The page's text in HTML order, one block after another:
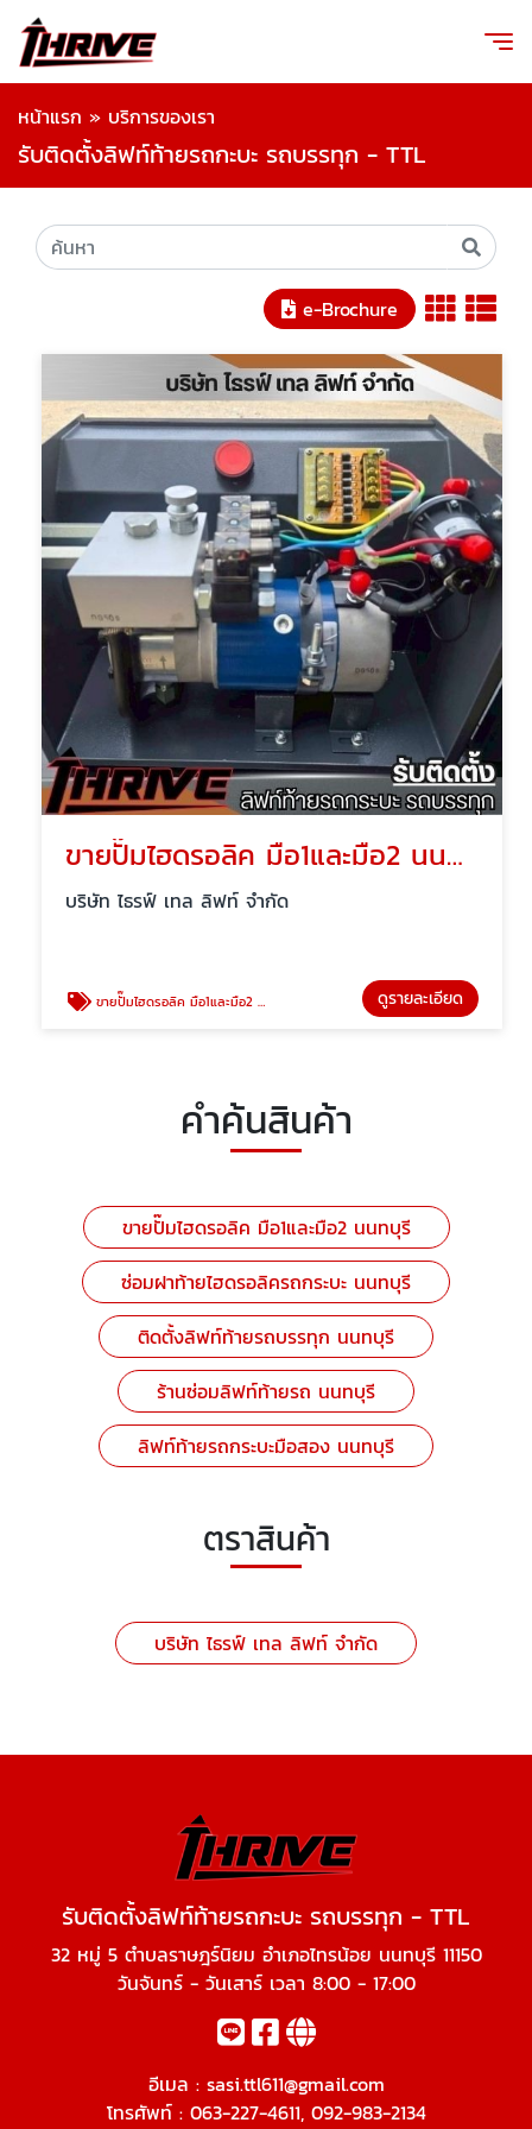
หน้าแรก » บริการของเรา
รับติดตั้งลิฟท์ท้ายรถกะบะ รถบรรทุก - TTL
e-Brochure
ขายปั๊มไฮดรอลิค มือ1และมือ2 นนทบุรี
บริษัท ไธรฟ์ เทล ลิฟท์ จำกัด
ขายปั๊มไฮดรอลิค มือ1และมือ2 นนทบุรี ดูรายละเอียด
คำค้นสินค้า
ขายปั๊มไฮดรอลิค มือ1และมือ2 นนทบุรี
ซ่อมฝาท้ายไฮดรอลิครถกระบะ นนทบุรี
ติดตั้งลิฟท์ท้ายรถบรรทุก นนทบุรี
ร้านซ่อมลิฟท์ท้ายรถ นนทบุรี
ลิฟท์ท้ายรถกระบะมือสอง นนทบุรี
ตราสินค้า
บริษัท ไธรฟ์ เทล ลิฟท์ จำกัด
รับติดตั้งลิฟท์ท้ายรถกะบะ รถบรรทุก - TTL
32 หมู่ 5 ตำบลราษฎร์นิยม อำเภอไทรน้อย นนทบุรี 11150
วันจันทร์ - วันเสาร์ เวลา 8:00 - 17:00
อีเมล : sasi.ttl611@gmail.com
โทรศัพท์ : 063-227-4611, 092-983-2134